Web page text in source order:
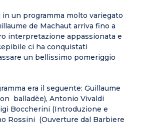
un programma molto variegato
de Machaut arriva fino a
interpretazione appassionata e
ci ha conquistati
un bellissimo pomeriggio
era il seguente: Guillaume
balladèe), Antonio Vivaldi
Boccherini (Introduzione e
Rossini (Ouverture dal Barbiere